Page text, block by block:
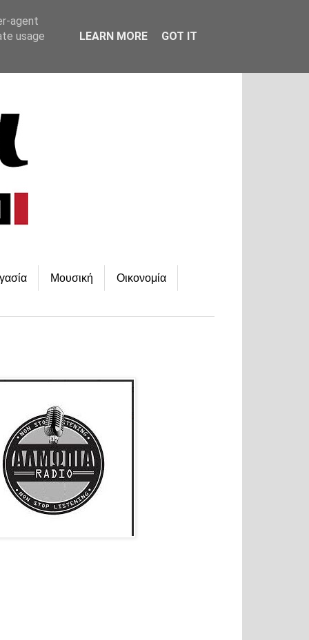
Μουσική Οικονομία
agent
usage
LEARN MORE GOT IT